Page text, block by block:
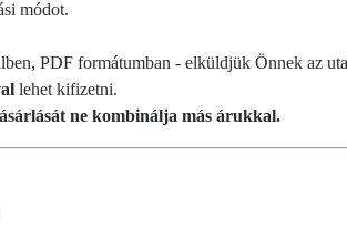
módot.
PDF formátumban - elküldjük Önnek az
lehet kifizetni.
ne kombinálja más árukkal.